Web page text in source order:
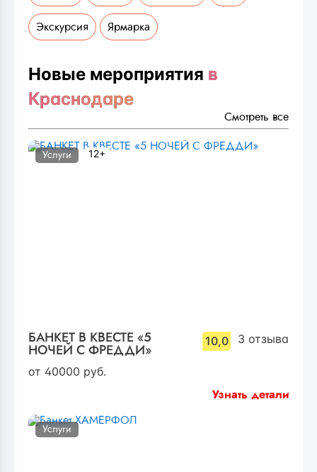
Экскурсия Ярмарка
Новые мероприятия в
Краснодаре
Смотреть все
БАНКЕТ В КВЕСТЕ «5
НОЧЕЙ С ФРЕДДИ»
10,0 3 отзыва
от 40000 руб.
Услуги 12+
Узнать детали
Услуги